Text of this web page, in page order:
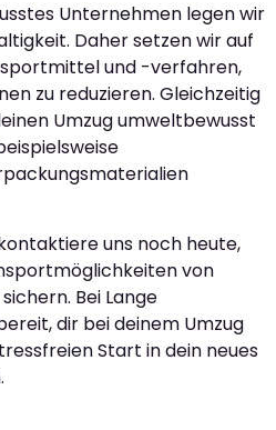
Unternehmen legen wir
Daher setzen wir auf
und -verfahren,
zu reduzieren. Gleichzeitig
Umzug umweltbewusst
uns noch heute,
von
Bei Lange
dir bei deinem Umzug
Start in dein neues